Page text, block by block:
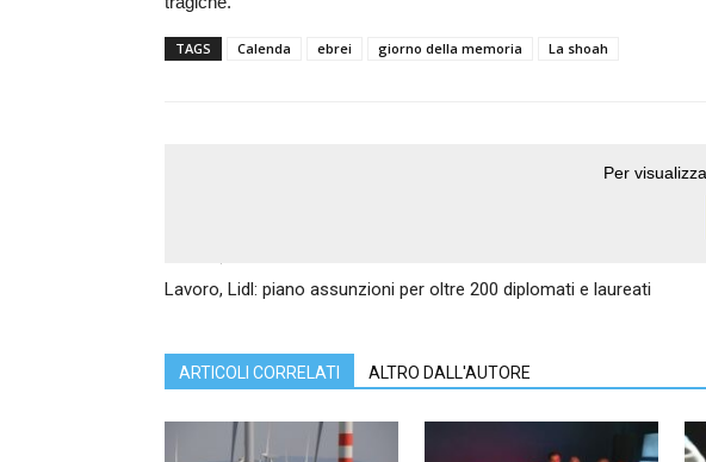
TAGS Calenda ebrei giorno della memoria La shoah
Per
Lavoro, Lidl: piano assunzioni per oltre 200 diplomati e laureati
ARTICOLI CORRELATI ALTRO DALL'AUTORE